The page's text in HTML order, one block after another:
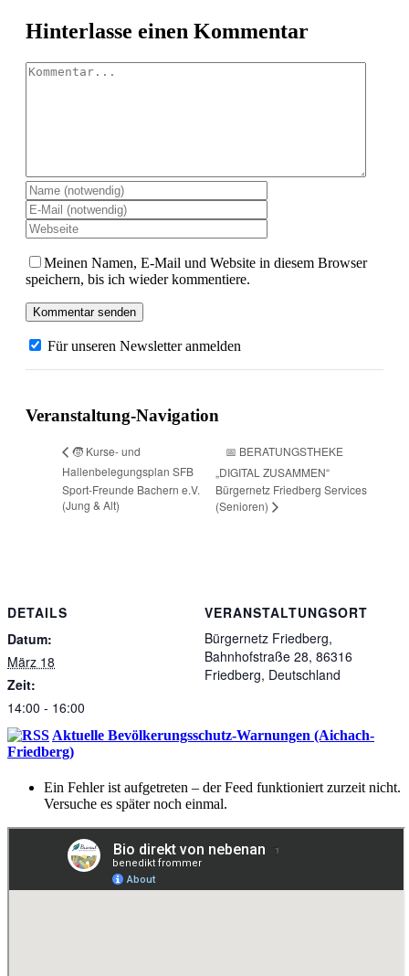
Facebook
X
LinkedIn
Pinterest
Hinterlasse einen Kommentar
Kommentar
Meinen Namen, E-Mail und Website in diesem Browser
speichern, bis ich wieder kommentiere.
Für unseren Newsletter anmelden
Veranstaltung-Navigation
🧒 Kurse- und
Hallenbelegungsplan SFB
Sport-Freunde Bachern e.V.
(Jung & Alt)
📅 BERATUNGSTHEKE
„DIGITAL ZUSAMMEN“
Bürgernetz Friedberg Services
(Senioren)
DETAILS
Datum:
März 18
Zeit:
14:00 - 16:00
VERANSTALTUNGSORT
Bürgernetz Friedberg,
Bahnhofstraße 28, 86316
Friedberg, Deutschland
Aktuelle Bevölkerungsschutz-Warnungen (Aichach-
Friedberg)
Ein Fehler ist aufgetreten – der Feed funktioniert zurzeit nicht.
Versuche es später noch einmal.